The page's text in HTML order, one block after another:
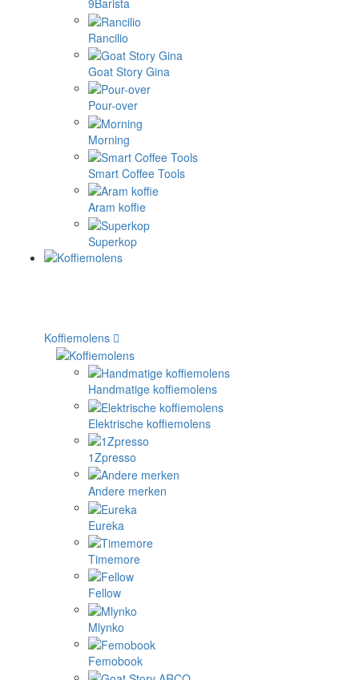
9Barista
Rancilio
Goat Story Gina
Pour-over
Morning
Smart Coffee Tools
Aram koffie
Superkop
Koffiemolens
Handmatige koffiemolens
Elektrische koffiemolens
1Zpresso
Andere merken
Eureka
Timemore
Fellow
Mlynko
Femobook